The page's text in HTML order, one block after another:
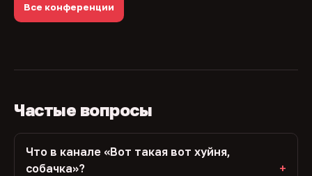
Все конференции
Частые вопросы
Что в канале «Вот такая вот хуйня,
собачка»?